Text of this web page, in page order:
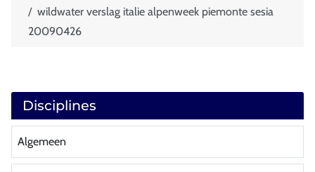
wildwater verslag italie alpenweek piemonte sesia
20090426
Disciplines
Algemeen